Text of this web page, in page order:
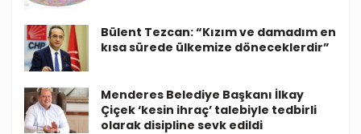
Bülent Tezcan: “Kızım ve damadım en
kısa sürede ülkemize döneceklerdir”
Menderes Belediye Başkanı İlkay
Çiçek ‘kesin ihraç’ talebiyle tedbirli
olarak disipline sevk edildi